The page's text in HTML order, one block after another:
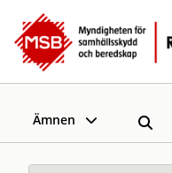
Ämnen